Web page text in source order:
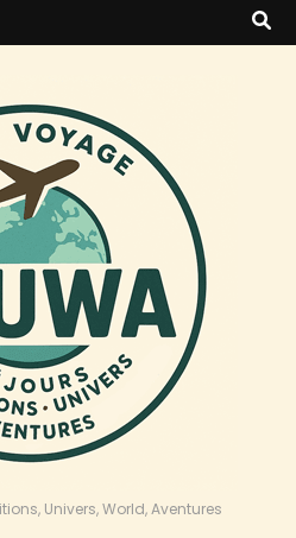
Univers, World, Aventures